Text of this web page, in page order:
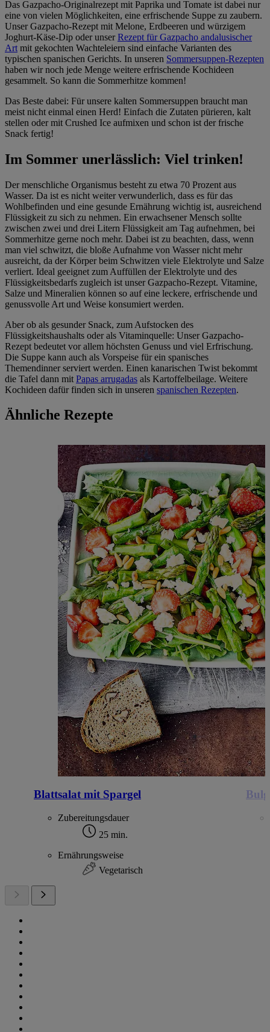
Das Gazpacho-Originalrezept mit Paprika und Tomate ist dabei nur
eine von vielen Möglichkeiten, eine erfrischende Suppe zu zaubern.
Unser Gazpacho-Rezept mit Melone, Erdbeeren und würzigem
Joghurt-Käse-Dip oder unserRezept für Gazpacho andalusischer
Art mit gekochten Wachteleiern sind einfache Varianten des
typischen spanischen Gerichts. In unseren Sommersuppen-Rezepten
haben wir noch jede Menge weitere erfrischende Kochideen
gesammelt. So kann die Sommerhitze kommen!
Das Beste dabei: Für unsere kalten Sommersuppen braucht man
meist nicht einmal einen Herd! Einfach die Zutaten pürieren, kalt
stellen oder mit Crushed Ice aufmixen und schon ist der frische
Snack fertig!
Im Sommer unerlässlich: Viel trinken!
Der menschliche Organismus besteht zu etwa 70 Prozent aus
Wasser. Da ist es nicht weiter verwunderlich, dass es für das
Wohlbefinden und eine gesunde Ernährung wichtig ist, ausreichend
Flüssigkeit zu sich zu nehmen. Ein erwachsener Mensch sollte
zwischen zwei und drei Litern Flüssigkeit am Tag aufnehmen, bei
Sommerhitze gerne noch mehr. Dabei ist zu beachten, dass, wenn
man viel schwitzt, die bloße Aufnahme von Wasser nicht mehr
ausreicht, da der Körper beim Schwitzen viele Elektrolyte und Salze
verliert. Ideal geeignet zum Auffüllen der Elektrolyte und des
Flüssigkeitsbedarfs zugleich ist unser Gazpacho-Rezept. Vitamine,
Salze und Mineralien können so auf eine leckere, erfrischende und
genussvolle Art und Weise konsumiert werden.
Aber ob als gesunder Snack, zum Aufstocken des
Flüssigkeitshaushalts oder als Vitaminquelle: Unser Gazpacho-
Rezept bedeutet vor allem höchsten Genuss und viel Erfrischung.
Die Suppe kann auch als Vorspeise für ein spanisches
Themendinner serviert werden. Einen kanarischen Twist bekommt
die Tafel dann mit Papas arrugadas als Kartoffelbeilage. Weitere
Kochideen dafür finden sich in unseren spanischen Rezepten.
Ähnliche Rezepte
Blattsalat mit Spargel
Zubereitungsdauer
25 min.
Ernährungsweise
Vegetarisch